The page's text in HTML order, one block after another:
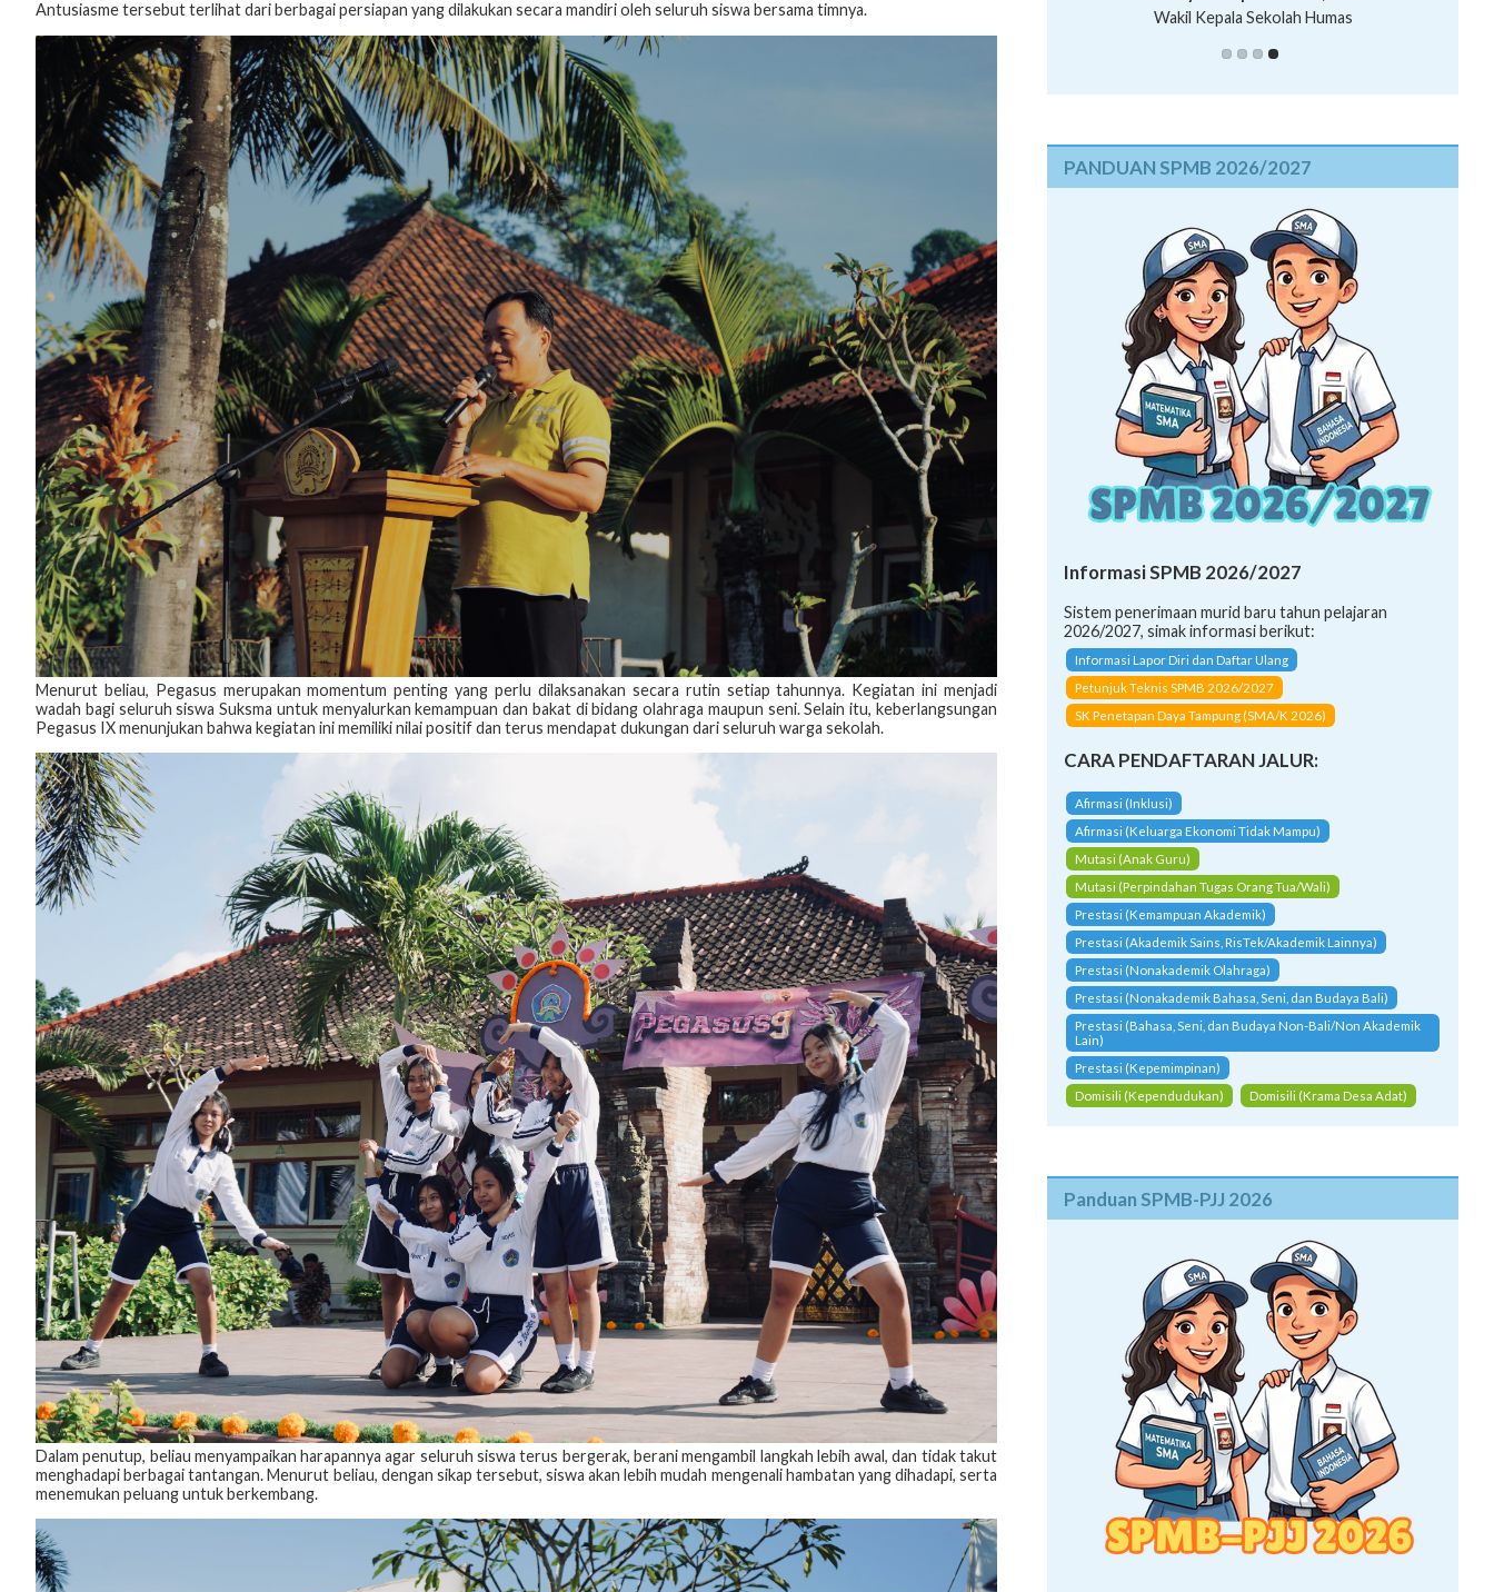
Antusiasme tersebut terlihat dari berbagai persiapan yang dilakukan secara mandiri oleh seluruh siswa bersama timnya.
Menurut beliau, Pegasus merupakan momentum penting yang perlu dilaksanakan secara rutin setiap tahunnya. Kegiatan ini menjadi
wadah bagi seluruh siswa Suksma untuk menyalurkan kemampuan dan bakat di bidang olahraga maupun seni. Selain itu, keberlangsungan
Pegasus IX menunjukan bahwa kegiatan ini memiliki nilai positif dan terus mendapat dukungan dari seluruh warga sekolah.
Dalam penutup, beliau menyampaikan harapannya agar seluruh siswa terus bergerak, berani mengambil langkah lebih awal, dan tidak takut
menghadapi berbagai tantangan. Menurut beliau, dengan sikap tersebut, siswa akan lebih mudah mengenali hambatan yang dihadapi, serta
menemukan peluang untuk berkembang.
Wakil Kepala Sekolah Humas
PANDUAN SPMB 2026/2027
Informasi SPMB 2026/2027
Sistem penerimaan murid baru tahun pelajaran
2026/2027, simak informasi berikut:
Informasi Lapor Diri dan Daftar Ulang
Petunjuk Teknis SPMB 2026/2027
SK Penetapan Daya Tampung (SMA/K 2026)
CARA PENDAFTARAN JALUR:
Afirmasi (Inklusi)
Afirmasi (Keluarga Ekonomi Tidak Mampu)
Mutasi (Anak Guru)
Mutasi (Perpindahan Tugas Orang Tua/Wali)
Prestasi (Kemampuan Akademik)
Prestasi (Akademik Sains, RisTek/Akademik Lainnya)
Prestasi (Nonakademik Olahraga)
Prestasi (Nonakademik Bahasa, Seni, dan Budaya Bali)
Prestasi (Bahasa, Seni, dan Budaya Non-Bali/Non Akademik
Lain)
Prestasi (Kepemimpinan)
Domisili (Kependudukan)
Domisili (Krama Desa Adat)
Panduan SPMB-PJJ 2026